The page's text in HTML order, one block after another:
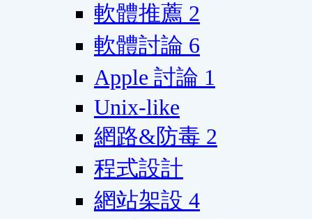
軟體推薦 2
軟體討論 6
Apple 討論 1
Unix-like
網路&防毒 2
程式設計
網站架設 4